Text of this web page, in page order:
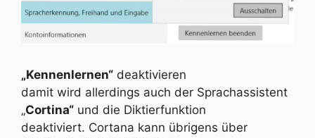
„Kennenlernen“ deaktivieren
damit wird allerdings auch der Sprachassistent
„Cortina“ und die Diktierfunktion
deaktiviert. Cortana kann übrigens über